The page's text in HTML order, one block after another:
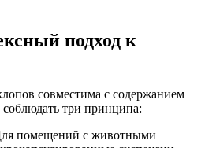
подход к
совместима с содержанием
три принципа:
помещений с животными